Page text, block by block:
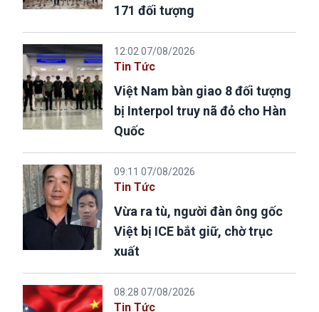
171 đối tượng
12:02 07/08/2026
Tin Tức
Việt Nam bàn giao 8 đối tượng
bị Interpol truy nã đỏ cho Hàn
Quốc
09:11 07/08/2026
Tin Tức
Vừa ra tù, người đàn ông gốc
Việt bị ICE bắt giữ, chờ trục
xuất
08:28 07/08/2026
Tin Tức